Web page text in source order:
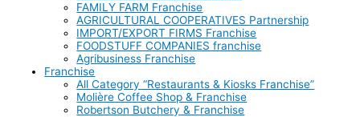
FAMILY FARM Franchise
AGRICULTURAL COOPERATIVES Partnership
IMPORT/EXPORT FIRMS Franchise
FOODSTUFF COMPANIES franchise
Agribusiness Franchise
Franchise
All Category “Restaurants & Kiosks Franchise”
Molière Coffee Shop & Franchise
Robertson Butchery & Franchise